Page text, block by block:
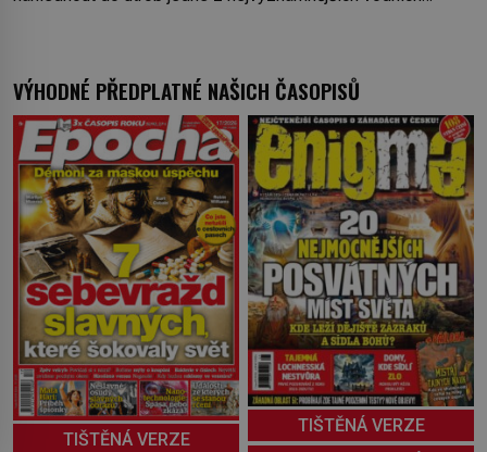
VÝHODNÉ PŘEDPLATNÉ NAŠICH ČASOPISŮ
TIŠTĚNÁ VERZE
TIŠTĚNÁ VERZE